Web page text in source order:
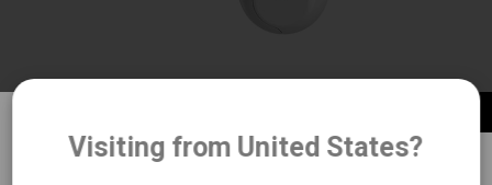
Visiting from United States?